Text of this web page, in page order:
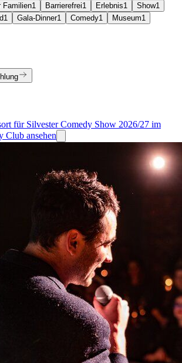
Familien1 Barrierefrei1 Erlebnis1 Show1
1 Gala-Dinner1 Comedy1 Museum1
für Silvester Comedy Show 2026/27 im
Club ansehen